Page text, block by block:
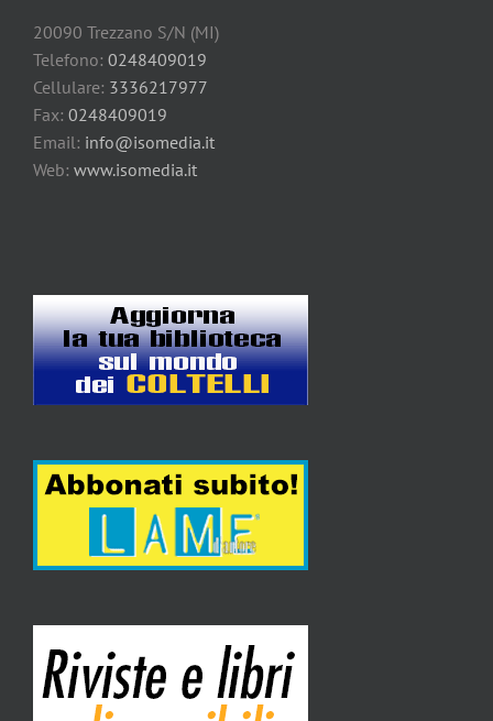
20090 Trezzano S/N (MI)
Telefono: 0248409019
Cellulare: 3336217977
Fax: 0248409019
Email: info@isomedia.it
Web: www.isomedia.it